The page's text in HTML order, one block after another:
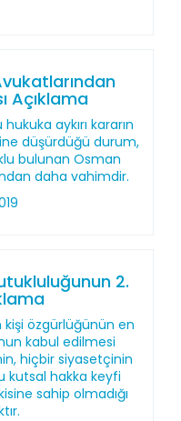
Açıklama
aykırı kararın
düşürdüğü durum,
bulunan Osman
daha vahimdir.
2.
özgürlüğünün en
kabul edilmesi
hiçbir siyasetçinin
kutsal hakka keyfi
sahip olmadığı